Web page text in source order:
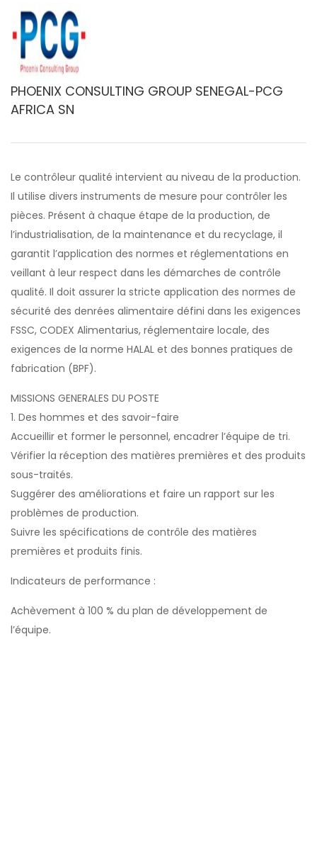
PHOENIX CONSULTING GROUP SENEGAL-PCG
AFRICA SN
Le contrôleur qualité intervient au niveau de la production.
Il utilise divers instruments de mesure pour contrôler les
pièces. Présent à chaque étape de la production, de
l’industrialisation, de la maintenance et du recyclage, il
garantit l’application des normes et réglementations en
veillant à leur respect dans les démarches de contrôle
qualité. Il doit assurer la stricte application des normes de
sécurité des denrées alimentaire défini dans les exigences
FSSC, CODEX Alimentarius, réglementaire locale, des
exigences de la norme HALAL et des bonnes pratiques de
fabrication (BPF).
MISSIONS GENERALES DU POSTE
1. Des hommes et des savoir-faire
Accueillir et former le personnel, encadrer l’équipe de tri.
Vérifier la réception des matières premières et des produits
sous-traités.
Suggérer des améliorations et faire un rapport sur les
problèmes de production.
Suivre les spécifications de contrôle des matières
premières et produits finis.
Indicateurs de performance :
Achèvement à 100 % du plan de développement de
l’équipe.